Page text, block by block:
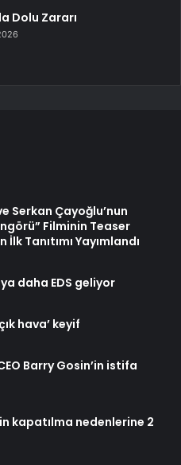
Dolu Zararı
Serkan Çayoğlu’nun
Filminin Teaser
Tanıtımı Yayımlandı
daha EDS geliyor
hava’ keyif
Barry Gosin’in istifa
kapatılma nedenlerine 2